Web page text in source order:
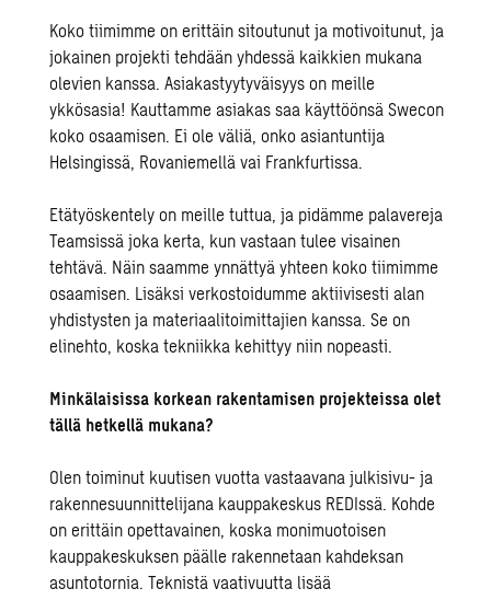
Koko tiimimme on erittäin sitoutunut ja motivoitunut, ja
jokainen projekti tehdään yhdessä kaikkien mukana
olevien kanssa. Asiakastyytyväisyys on meille
ykkösasia! Kauttamme asiakas saa käyttöönsä Swecon
koko osaamisen. Ei ole väliä, onko asiantuntija
Helsingissä, Rovaniemellä vai Frankfurtissa.
Etätyöskentely on meille tuttua, ja pidämme palavereja
Teamsissä joka kerta, kun vastaan tulee visainen
tehtävä. Näin saamme ynnättyä yhteen koko tiimimme
osaamisen. Lisäksi verkostoidumme aktiivisesti alan
yhdistysten ja materiaalitoimittajien kanssa. Se on
elinehto, koska tekniikka kehittyy niin nopeasti.
Minkälaisissa korkean rakentamisen projekteissa olet
tällä hetkellä mukana?
Olen toiminut kuutisen vuotta vastaavana julkisivu- ja
rakennesuunnittelijana kauppakeskus REDIssä. Kohde
on erittäin opettavainen, koska monimuotoisen
kauppakeskuksen päälle rakennetaan kahdeksan
asuntotornia. Teknistä vaativuutta lisää